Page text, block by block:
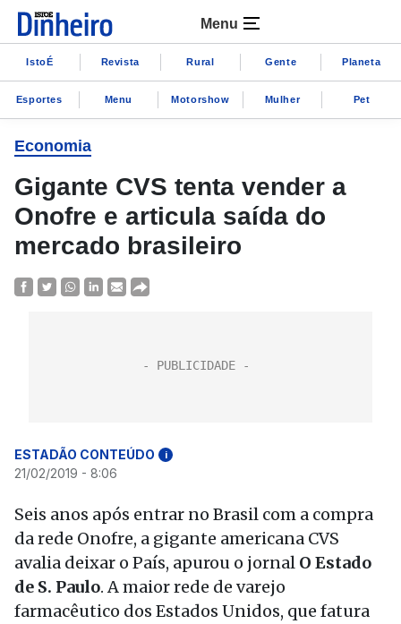
Menu
IstoÉ Revista Rural Gente Planeta
Esportes Menu Motorshow Mulher Pet
Economia
Gigante CVS tenta vender a
Onofre e articula saída do
mercado brasileiro
ESTADÃO CONTEÚDO i
21/02/2019 - 8:06
Seis anos após entrar no Brasil com a compra
da rede Onofre, a gigante americana CVS
avalia deixar o País, apurou o jornal O Estado
de S. Paulo. A maior rede de varejo
farmacêutico dos Estados Unidos, que fatura